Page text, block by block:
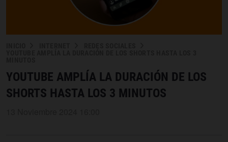
YOUTUBE AMPLÍA LA DURACIÓN DE LOS
SHORTS HASTA LOS 3 MINUTOS